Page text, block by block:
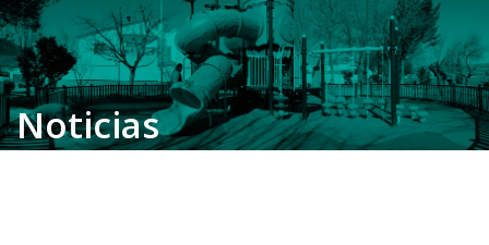
Noticias